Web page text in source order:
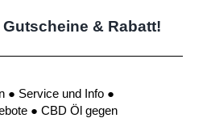
& Rabatt!
● Service und Info ●
● CBD Öl gegen